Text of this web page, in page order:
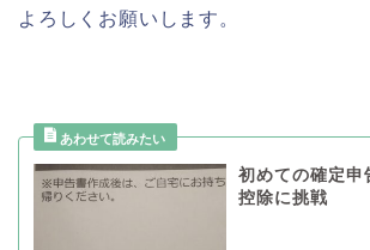
よろしくお願いします。
初めての確定申
控除に挑戦